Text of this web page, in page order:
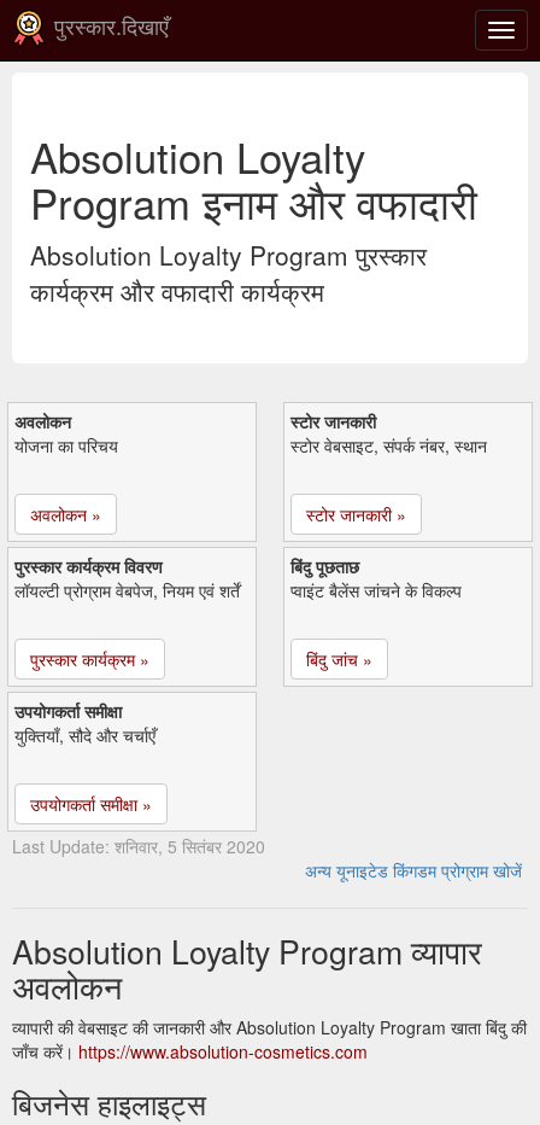
टॉगल
से
पुरस्कार.दिखाएँ
Absolution Loyalty
Program इनाम और वफादारी
Absolution Loyalty Program पुरस्कार
कार्यक्रम और वफादारी कार्यक्रम
अवलोकन
योजना का परिचय
अवलोकन »
स्टोर जानकारी
स्टोर वेबसाइट, संपर्क नंबर, स्थान
स्टोर जानकारी »
पुरस्कार कार्यक्रम विवरण
लॉयल्टी प्रोग्राम वेबपेज, नियम एवं शर्तें
पुरस्कार कार्यक्रम »
बिंदु पूछताछ
प्वाइंट बैलेंस जांचने के विकल्प
बिंदु जांच »
उपयोगकर्ता समीक्षा
युक्तियाँ, सौदे और चर्चाएँ
उपयोगकर्ता समीक्षा »
Last Update: शनिवार, 5 सितंबर 2020
अन्य यूनाइटेड किंगडम प्रोग्राम खोजें
Absolution Loyalty Program व्यापार
अवलोकन
व्यापारी की वेबसाइट की जानकारी और Absolution Loyalty Program खाता बिंदु की
जाँच करें। https://www.absolution-cosmetics.com
बिजनेस हाइलाइट्स